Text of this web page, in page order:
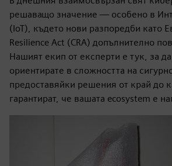
решаващо значение — особено в
(IoT), където нови разпоредби като
Resilience Act (CRA) допълнително
Нашият екип от експерти е тук, за
ориентирате в сложността на
предоставяйки решения от край до
гарантират, че вашата ecosystem е